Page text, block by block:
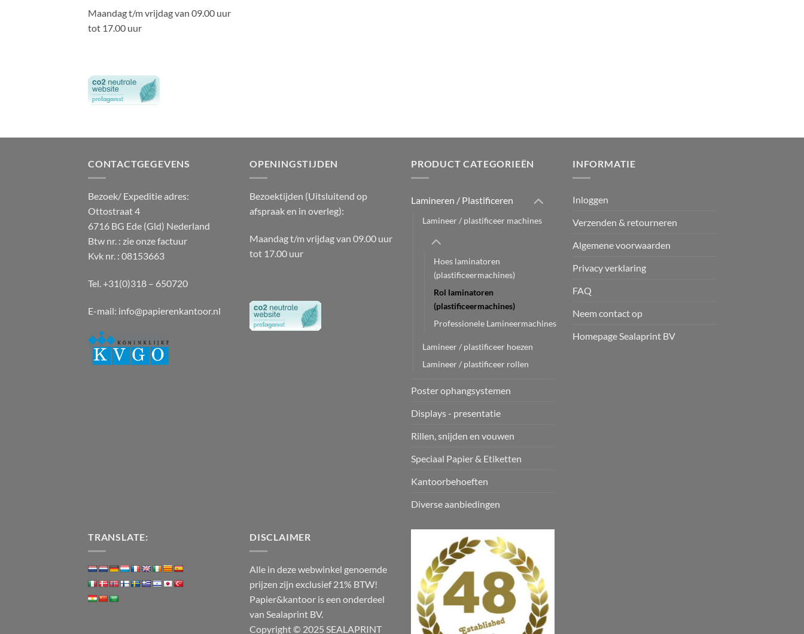
Maandag t/m vrijdag van 09.00 uur
tot 17.00 uur
CONTACTGEGEVENS
Bezoek/ Expeditie adres:
Ottostraat 4
6716 BG Ede (Gld) Nederland
Btw nr. : zie onze factuur
Kvk nr. : 08153663
Tel. +31(0)318 – 650720
E-mail: info@papierenkantoor.nl
OPENINGSTIJDEN
Bezoektijden (Uitsluitend op
afspraak en in overleg):
Maandag t/m vrijdag van 09.00 uur
tot 17.00 uur
PRODUCT CATEGORIEËN
Lamineren / Plastificeren
Lamineer / plastificeer machines
Hoes laminatoren
(plastificeermachines)
Rol laminatoren
(plastificeermachines)
Professionele Lamineermachines
Lamineer / plastificeer hoezen
Lamineer / plastificeer rollen
Poster ophangsystemen
Displays - presentatie
Rillen, snijden en vouwen
Speciaal Papier & Etiketten
Kantoorbehoeften
Diverse aanbiedingen
INFORMATIE
Inloggen
Verzenden & retourneren
Algemene voorwaarden
Privacy verklaring
FAQ
Neem contact op
Homepage Sealaprint BV
TRANSLATE: DISCLAIMER
Alle in deze webwinkel genoemde
prijzen zijn exclusief 21% BTW!
Papier&kantoor is een onderdeel
van Sealaprint BV.
Copyright © 2025 SEALAPRINT